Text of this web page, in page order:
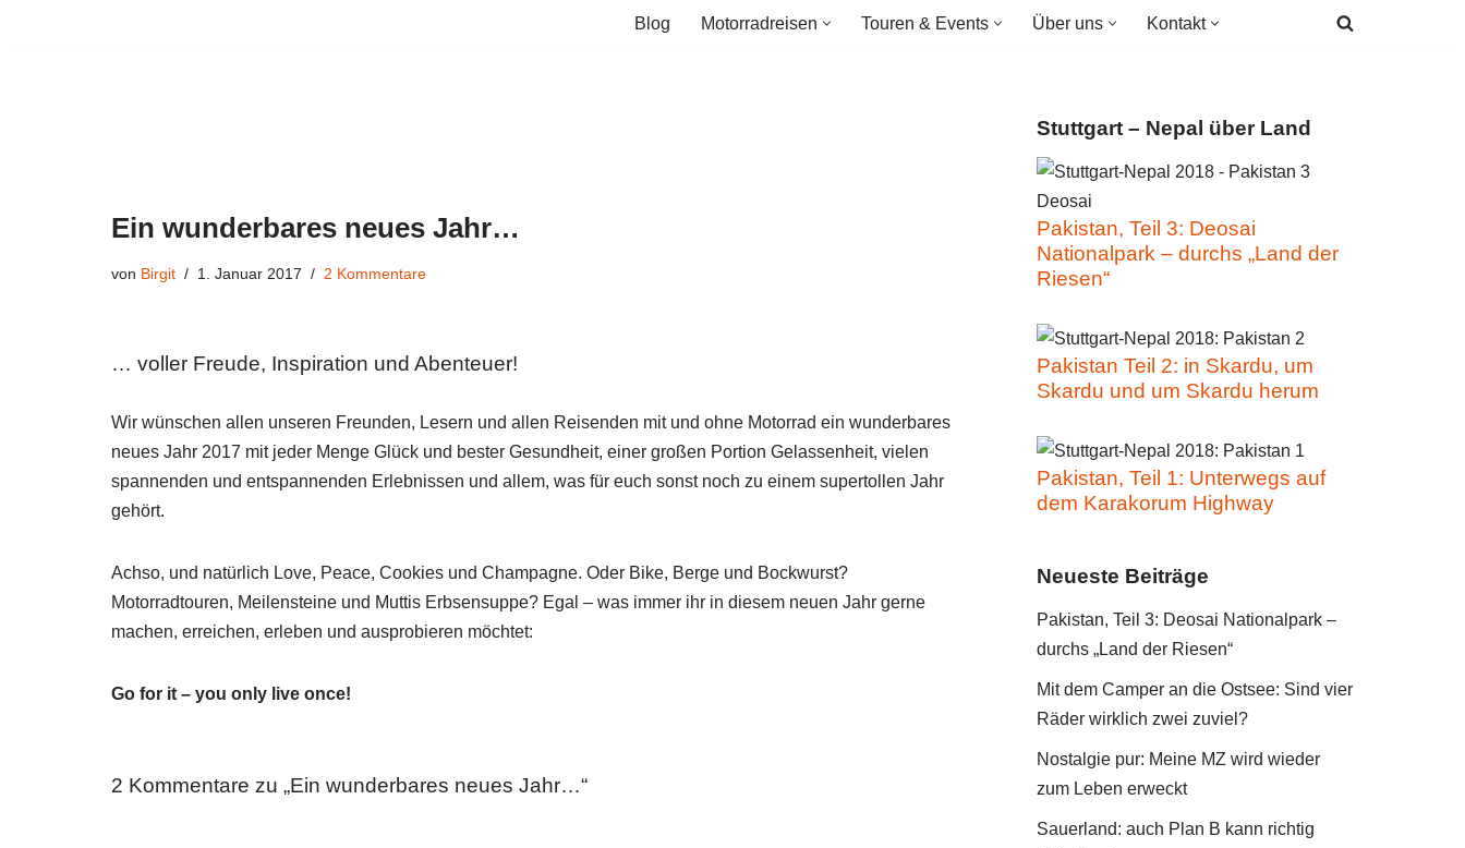
Blog Motorradreisen Touren & Events Über uns Kontakt
Ein wunderbares neues Jahr…
von Birgit 1. Januar 2017 2 Kommentare
… voller Freude, Inspiration und Abenteuer!
Wir wünschen allen unseren Freunden, Lesern und allen Reisenden mit und ohne Motorrad ein wunderbares
neues Jahr 2017 mit jeder Menge Glück und bester Gesundheit, einer großen Portion Gelassenheit, vielen
spannenden und entspannenden Erlebnissen und allem, was für euch sonst noch zu einem supertollen Jahr
gehört.
Achso, und natürlich Love, Peace, Cookies und Champagne. Oder Bike, Berge und Bockwurst?
Motorradtouren, Meilensteine und Muttis Erbsensuppe? Egal – was immer ihr in diesem neuen Jahr gerne
machen, erreichen, erleben und ausprobieren möchtet:
Go for it – you only live once!
2 Kommentare zu „Ein wunderbares neues Jahr…“
Stuttgart – Nepal über Land
Pakistan, Teil 3: Deosai
Nationalpark – durchs „Land der
Riesen“
Pakistan Teil 2: in Skardu, um
Skardu und um Skardu herum
Pakistan, Teil 1: Unterwegs auf
dem Karakorum Highway
Neueste Beiträge
Pakistan, Teil 3: Deosai Nationalpark –
durchs „Land der Riesen“
Mit dem Camper an die Ostsee: Sind vier
Räder wirklich zwei zuviel?
Nostalgie pur: Meine MZ wird wieder
zum Leben erweckt
Sauerland: auch Plan B kann richtig